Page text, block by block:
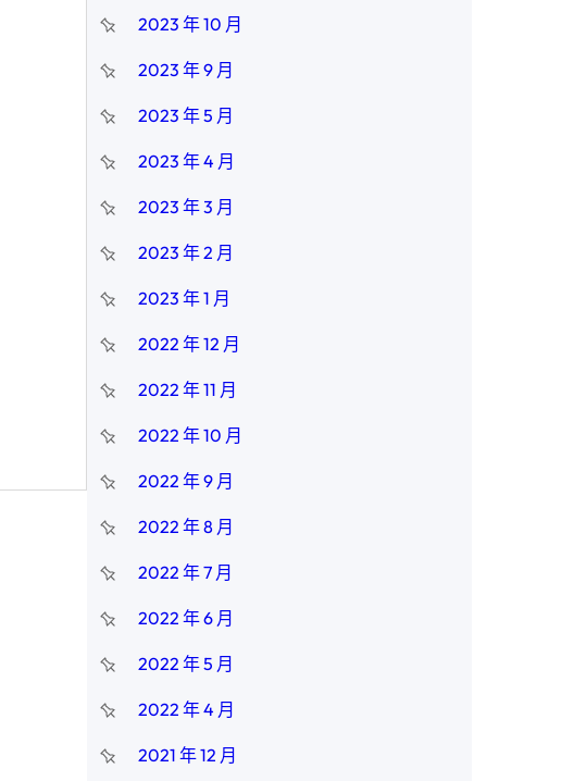
2023 年 10 月
2023 年 9 月
2023 年 5 月
2023 年 4 月
2023 年 3 月
2023 年 2 月
2023 年 1 月
2022 年 12 月
2022 年 11 月
2022 年 10 月
2022 年 9 月
2022 年 8 月
2022 年 7 月
2022 年 6 月
2022 年 5 月
2022 年 4 月
2021 年 12 月